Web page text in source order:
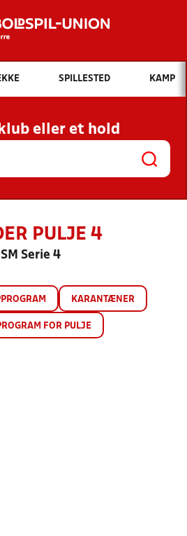
Hvad vil du søge efter?
INDHOLD OG NYHEDER
KLUBBER OG
HOLD
SPILLESTED KAMP
eller et hold
PULJE 4
SM Serie 4
KARANTÆNER
FOR PULJE